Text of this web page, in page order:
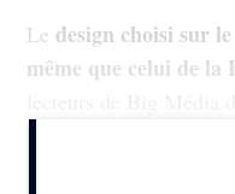
Le design choisi sur
même que celui de la